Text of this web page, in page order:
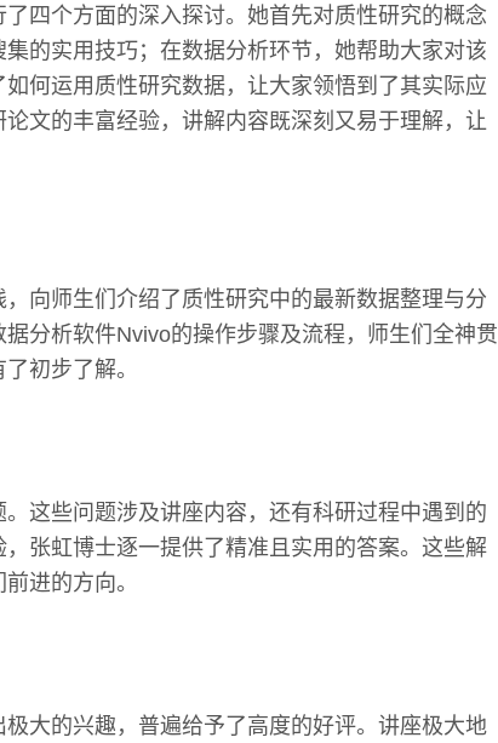
四个方面的深入探讨。她首先对质性研究的概念
的实用技巧；在数据分析环节，她帮助大家对该
何运用质性研究数据，让大家领悟到了其实际应
文的丰富经验，讲解内容既深刻又易于理解，让
向师生们介绍了质性研究中的最新数据整理与分
分析软件Nvivo的操作步骤及流程，师生们全神贯
初步了解。
这些问题涉及讲座内容，还有科研过程中遇到的
张虹博士逐一提供了精准且实用的答案。这些解
进的方向。
大的兴趣，普遍给予了高度的好评。讲座极大地